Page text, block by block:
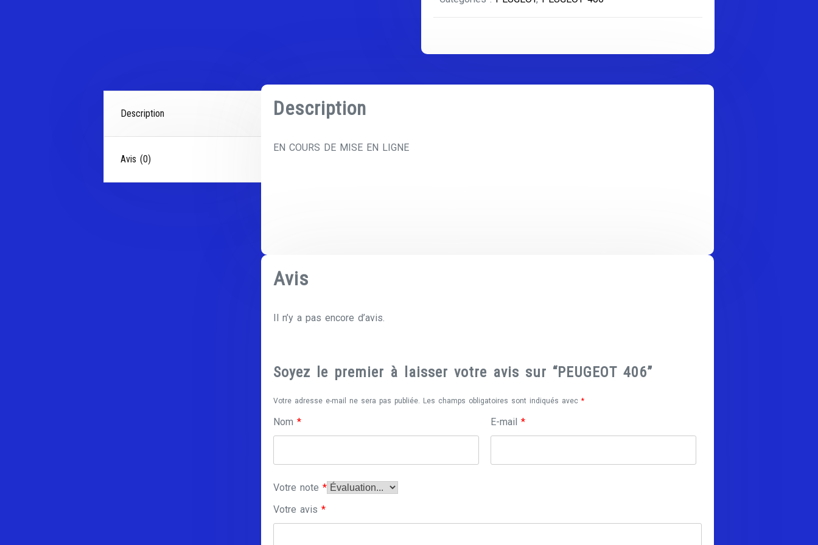
Description
Avis (0)
Description
EN COURS DE MISE EN LIGNE
Avis
Il n’y a pas encore d’avis.
Soyez le premier à laisser votre avis sur “PEUGEOT 406”
Votre adresse e-mail ne sera pas publiée. Les champs obligatoires sont indiqués avec *
Nom * E-mail *
Votre note *
Votre avis *